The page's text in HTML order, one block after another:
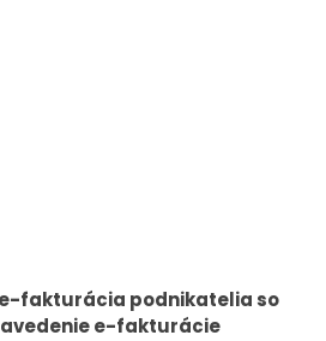
fakturácia podnikatelia so
e-fakturácie